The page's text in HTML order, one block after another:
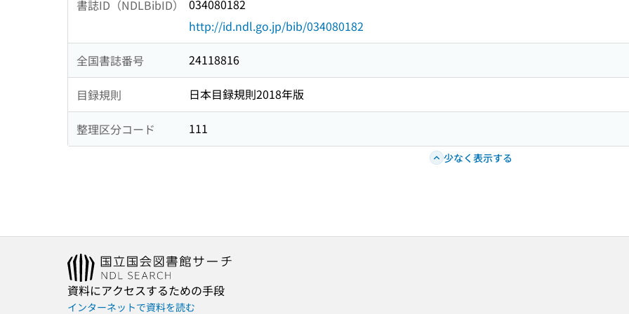
書誌ID（NDLBibID）
034080182
http://id.ndl.go.jp/bib/034080182
全国書誌番号 24118816
目録規則 日本目録規則2018年版
整理区分コード 111
少なく表示する
資料にアクセスするための手段
インターネットで資料を読む